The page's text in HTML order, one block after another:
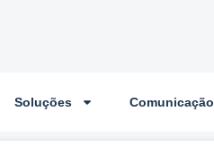
Soluções Comunicação